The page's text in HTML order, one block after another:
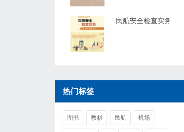
民航安全检查实务
热门标签
图书 教材 民航 机场